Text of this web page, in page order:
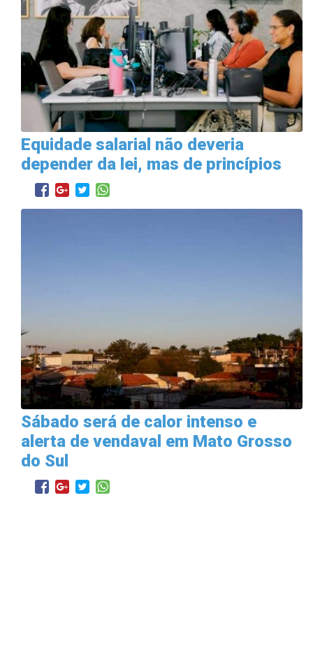
Equidade salarial não deveria
depender da lei, mas de princípios
Sábado será de calor intenso e
alerta de vendaval em Mato Grosso
do Sul